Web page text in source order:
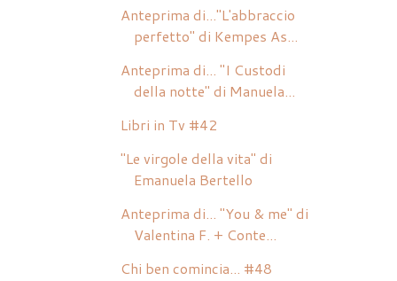
Anteprima di..."L'abbraccio
perfetto" di Kempes As...
Anteprima di... "I Custodi
della notte" di Manuela...
Libri in Tv #42
"Le virgole della vita" di
Emanuela Bertello
Anteprima di... "You & me" di
Valentina F. + Conte...
Chi ben comincia... #48